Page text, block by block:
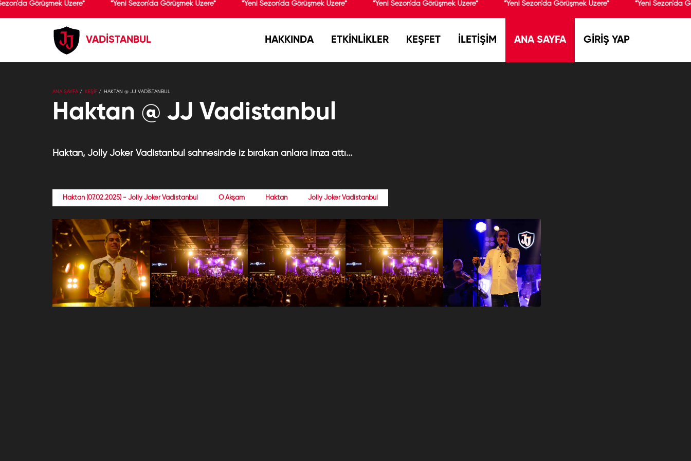
Görüşmek Üzere* *Yeni Sezon'da Görüşmek Üzere* *Yeni Sezon'da Görüşmek Üzere* *Yeni Sezon'da Görüşmek Üzere* *Yeni Sezon'da Görüşmek Üzere* *Yeni Sezon'da
VADİSTANBUL HAKKINDA ETKİNLİKLER KEŞFET İLETİŞİM ANA SAYFA GİRİŞ YAP
ANA SAYFA KEŞİF HAKTAN @ JJ VADISTANBUL
Haktan @ JJ Vadistanbul
Haktan, Jolly Joker Vadistanbul sahnesinde iz bırakan anlara imza attı...
Haktan (07.02.2025) - Jolly Joker Vadistanbul O Akşam Haktan Jolly Joker Vadistanbul